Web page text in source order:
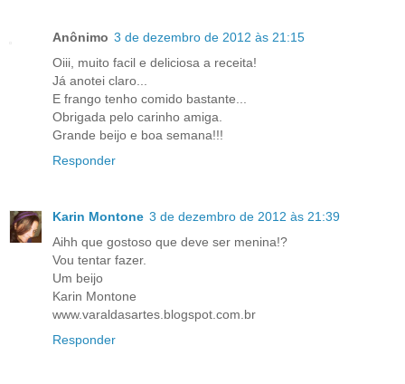
Anônimo 3 de dezembro de 2012 às 21:15
Oiii, muito facil e deliciosa a receita!
Já anotei claro...
E frango tenho comido bastante...
Obrigada pelo carinho amiga.
Grande beijo e boa semana!!!
Responder
Karin Montone 3 de dezembro de 2012 às 21:39
Aihh que gostoso que deve ser menina!?
Vou tentar fazer.
Um beijo
Karin Montone
www.varaldasartes.blogspot.com.br
Responder